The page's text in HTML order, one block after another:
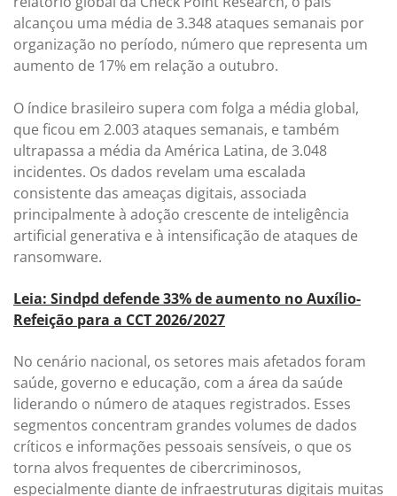
alcançou uma média de 3.348 ataques semanais por
organização no período, número que representa um
aumento de 17% em relação a outubro.
O índice brasileiro supera com folga a média global,
que ficou em 2.003 ataques semanais, e também
ultrapassa a média da América Latina, de 3.048
incidentes. Os dados revelam uma escalada
consistente das ameaças digitais, associada
principalmente à adoção crescente de inteligência
artificial generativa e à intensificação de ataques de
ransomware.
Leia: Sindpd defende 33% de aumento no Auxílio-
Refeição para a CCT 2026/2027
No cenário nacional, os setores mais afetados foram
saúde, governo e educação, com a área da saúde
liderando o número de ataques registrados. Esses
segmentos concentram grandes volumes de dados
críticos e informações pessoais sensíveis, o que os
torna alvos frequentes de cibercriminosos,
especialmente diante de infraestruturas digitais muitas